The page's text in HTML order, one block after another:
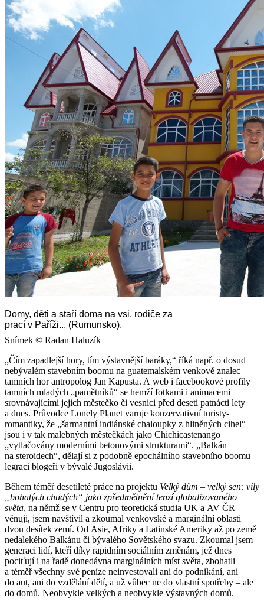
Domy, děti a staří doma na vsi, rodiče za
prací v Paříži... (Rumunsko).
Snímek © Radan Haluzík
„Čím zapadlejší hory, tím výstavnější baráky,“ říká např. o dosud
nebývalém stavebním boomu na guatemalském venkově znalec
tamních hor antropolog Jan Kapusta. A web i facebookové profily
tamních mladých „pamětníků“ se hemží fotkami i animacemi
srovnávajícími jejich městečko či vesnici před deseti patnácti lety
a dnes. Průvodce Lonely Planet varuje konzervativní turisty-
romantiky, že „šarmantní indiánské chaloupky z hliněných cihel“
jsou i v tak malebných městečkách jako Chichicastenango
„vytlačovány moderními betonovými strukturami“. „Balkán
na steroidech“, dělají si z podobně epochálního stavebního boomu
legraci blogeři v bývalé Jugoslávii.
Během téměř desetileté práce na projektu Velký dům – velký sen: vily
„bohatých chudých“ jako zpředmětnění tenzí globalizovaného
světa, na němž se v Centru pro teoretická studia UK a AV ČR
věnuji, jsem navštívil a zkoumal venkovské a marginální oblasti
dvou desítek zemí. Od Asie, Afriky a Latinské Ameriky až po země
nedalekého Balkánu či bývalého Sovětského svazu. Zkoumal jsem
generaci lidí, kteří díky rapidním sociálním změnám, jež dnes
pociťují i na řadě donedávna marginálních míst světa, zbohatli
a téměř všechny své peníze neinvestovali ani do podnikání, ani
do aut, ani do vzdělání dětí, a už vůbec ne do vlastní spotřeby – ale
do domů. Neobvykle velkých a neobvykle výstavných domů.